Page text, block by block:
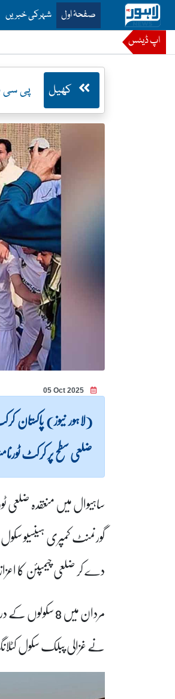
صفحۂ اولLahore News
شہرکی خبریں
اپ ڈیٹس
کھیل پی سی
05 Oct 2025
(لاہور نیوز)
ضلعی سطح پر کرکٹ
گورنمنٹ کمپری ہینسیو
دے کر ضلعی چیمپئن کا
نے غزالی پبلک سکول